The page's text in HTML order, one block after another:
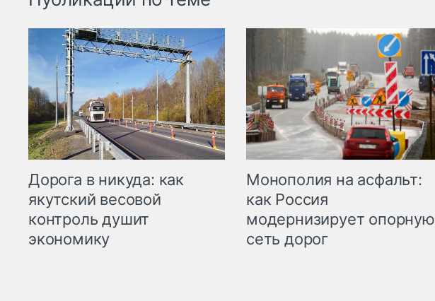
Дорога в никуда: как
якутский весовой
контроль душит
экономику
Монополия на асфальт:
как Россия
модернизирует опорную
сеть дорог